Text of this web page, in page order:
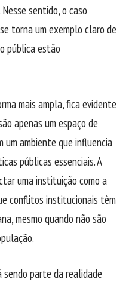
sentido, o caso
torna um exemplo claro de
pública estão
mais ampla, fica evidente
apenas um espaço de
um ambiente que influencia
públicas essenciais. A
uma instituição como a
conflitos institucionais têm
mesmo quando não são
sendo parte da realidade